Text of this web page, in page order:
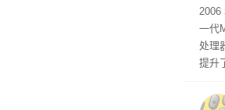
有
2006
一代
处理
提升
型